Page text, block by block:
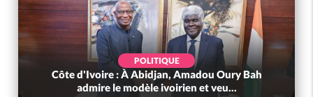
POLITIQUE
Côte d'Ivoire : Violences tragiques à
(Mé) ayant fait 03 morts, A...